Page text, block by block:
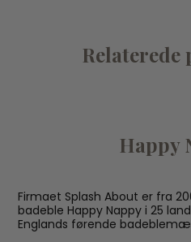
Happy
Firmaet Splash About er fra
badeble Happy Nappy i 25
Englands førende